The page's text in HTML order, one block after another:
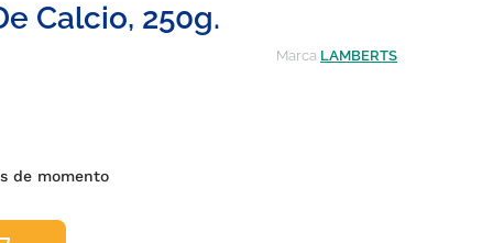
Calcio, 250g.
Marca LAMBERTS
de momento